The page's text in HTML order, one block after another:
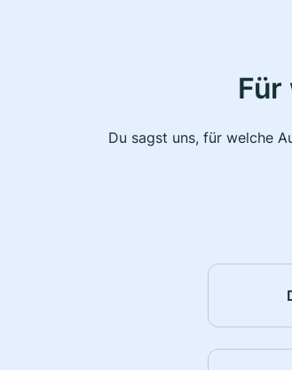
Du sagst uns, für welche